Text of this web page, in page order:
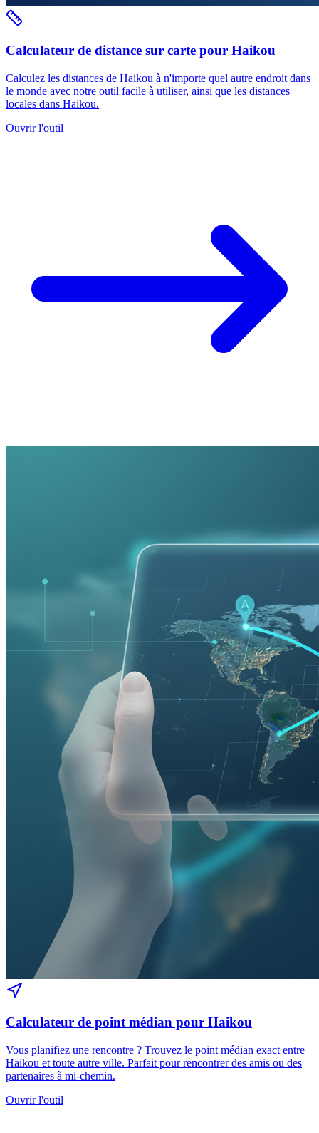
Calculateur de distance sur carte pour Haikou
Calculez les distances de Haikou à n'importe quel autre endroit dans
le monde avec notre outil facile à utiliser, ainsi que les distances
locales dans Haikou.
Ouvrir l'outil
Calculateur de point médian pour Haikou
Vous planifiez une rencontre ? Trouvez le point médian exact entre
Haikou et toute autre ville. Parfait pour rencontrer des amis ou des
partenaires à mi-chemin.
Ouvrir l'outil